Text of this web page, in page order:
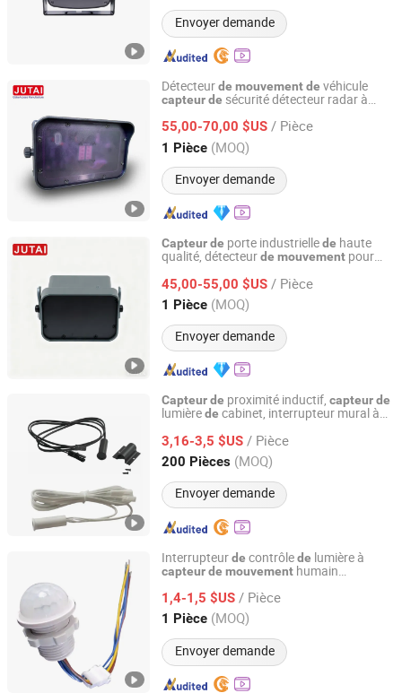
Envoyer demande
Détecteurde mouvementde véhicule
capteurde sécurité détecteur radar à
55,00-70,00 $US / Pièce
1 Pièce (MOQ)
Envoyer demande
Shenzhen Jutai Comm Co., Ltd.
Guangdong, China Depuis 2021
Capteurde porte industriellede haute
qualité, détecteurde mouvement pour
45,00-55,00 $US / Pièce
1 Pièce (MOQ)
Envoyer demande
Shenzhen Jutai Comm Co., Ltd.
Guangdong, China Depuis 2021
Capteurde proximité inductif, capteurde
lumièrede cabinet, interrupteur mural à
PIR, interrupteur électrique, interrupteur
automatique IR infrarouge pour porte
cabinet
3,16-3,5 $US / Pièce
200 Pièces (MOQ)
Envoyer demande
SHENZHEN FITLED LIGHTING CO., LTD.
Guangdong, China Depuis 2022
Interrupteurde contrôlede lumière à
capteurde mouvement humain
1,4-1,5 $US / Pièce
1 Pièce (MOQ)
Envoyer demande
SaiLingsi (wenzhou) Electronics Co., LTD
Zhejiang, China Depuis 2024